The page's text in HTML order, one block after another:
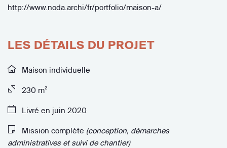
http://www.noda.archi/fr/portfolio/maison-a/
LES DÉTAILS DU PROJET
Maison individuelle
230 m²
Livré en juin 2020
Mission complète (conception, démarches
administratives et suivi de chantier)